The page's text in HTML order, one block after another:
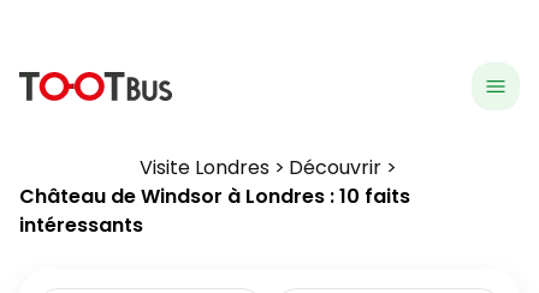
menu
Visite Londres
Découvrir
Château de Windsor à Londres : 10 faits
intéressants